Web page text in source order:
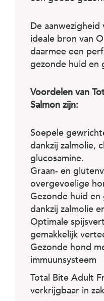
De aanwezigheid
ideale bron van
daarmee een
gezonde huid en
Voordelen van
Salmon zijn:
Soepele
dankzij zalmolie,
glucosamine.
Graan- en
overgevoelige
Gezonde huid en
dankzij zalmolie
Optimale
gemakkelijk
Gezonde hond
immuunsysteem
Total Bite Adult
verkrijgbaar in